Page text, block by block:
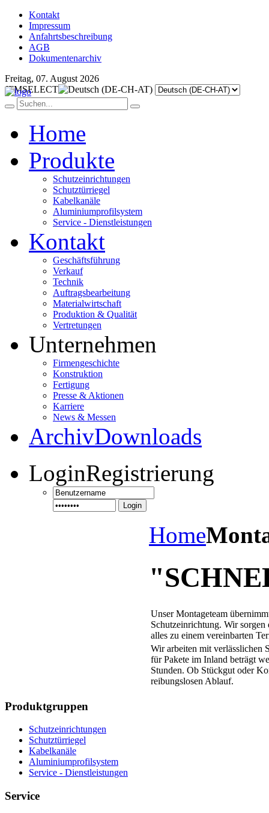
Kontakt
Impressum
Anfahrtsbeschreibung
AGB
Dokumentenarchiv
Freitag, 07. August 2026
JFMSELECT
Home
Produkte
Schutzeinrichtungen
Schutztürriegel
Kabelkanäle
Aluminiumprofilsystem
Service - Dienstleistungen
Kontakt
Geschäftsführung
Verkauf
Technik
Auftragsbearbeitung
Materialwirtschaft
Produktion & Qualität
Vertretungen
Unternehmen
Firmengeschichte
Konstruktion
Fertigung
Presse & Aktionen
Karriere
News & Messen
ArchivDownloads
LoginRegistrierung
Login
Home
Unser Montageteam
Schutzeinrichtung. Wir
alles zu einem vereinbarten
Wir arbeiten mit verlässlichen
für Pakete im Inland beträgt
Stunden. Ob Stückgut oder
reibungslosen Ablauf.
Produktgruppen
Schutzeinrichtungen
Schutztürriegel
Kabelkanäle
Aluminiumprofilsystem
Service - Dienstleistungen
Service